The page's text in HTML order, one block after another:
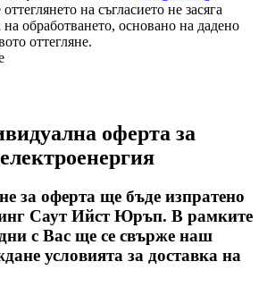
на съгласието не засяга
на обработването, основано на дадено
оттегляне.
оферта за
за оферта ще бъде изпратено
Саут Ийст Юръп. В рамките
с Вас ще се свърже наш
условията за доставка на